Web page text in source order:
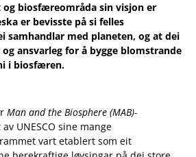
og biosfæreområda sin visjon er
er bevisste på si felles
samhandlar med planeten, og at dei
ansvarleg for å bygge blomstrande
i biosfæren.
Man and the Biosphere (MAB)-
UNESCO sine mange
vart etablert som eit